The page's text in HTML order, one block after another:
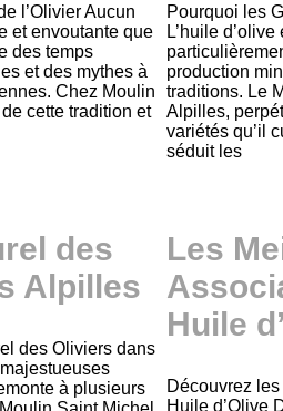
l’Olivier Aucun
et envoutante que
des temps
et des mythes à
Chez Moulin
cette tradition et
Pourquoi les
L’huile
production
traditions. Le
Alpilles,
variétés qu’il
séduit les
des
Alpilles
des Oliviers dans
à plusieurs
Les
Huile
Découvrez
Huile d’Olive